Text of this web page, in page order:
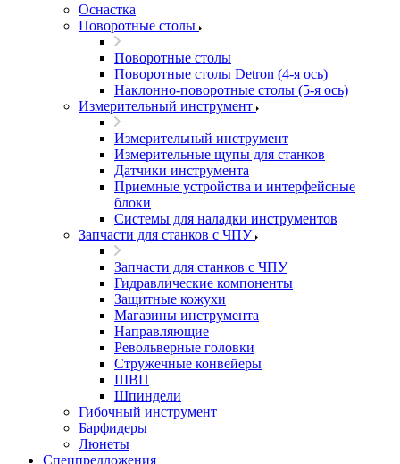
Оснастка
Поворотные столы
Поворотные столы
Поворотные столы Detron (4-я ось)
Наклонно-поворотные столы (5-я ось)
Измерительный инструмент
Измерительный инструмент
Измерительные щупы для станков
Датчики инструмента
Приемные устройства и интерфейсные
блоки
Системы для наладки инструментов
Запчасти для станков с ЧПУ
Запчасти для станков с ЧПУ
Гидравлические компоненты
Защитные кожухи
Магазины инструмента
Направляющие
Револьверные головки
Стружечные конвейеры
ШВП
Шпиндели
Гибочный инструмент
Барфидеры
Люнеты
Спецпредложения